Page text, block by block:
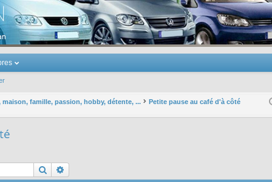
Touran
maison, famille, passion, hobby, détente, ... Petite pause au café d'à côté
Rechercher